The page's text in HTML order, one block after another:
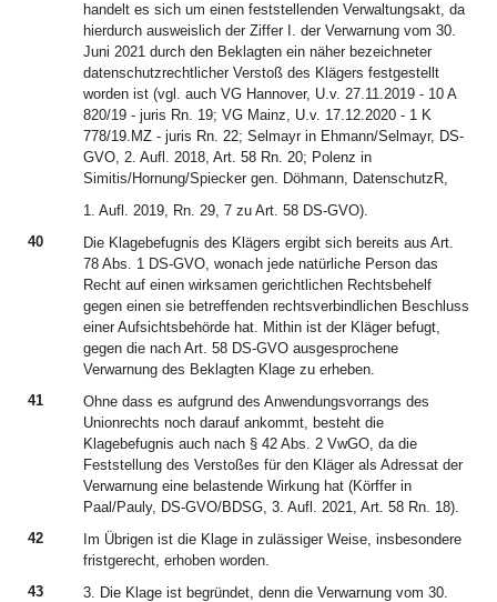
handelt es sich um einen feststellenden Verwaltungsakt, da
hierdurch ausweislich der Ziffer I. der Verwarnung vom 30.
Juni 2021 durch den Beklagten ein näher bezeichneter
datenschutzrechtlicher Verstoß des Klägers festgestellt
worden ist (vgl. auch VG Hannover, U.v. 27.11.2019 - 10 A
820/19 - juris Rn. 19; VG Mainz, U.v. 17.12.2020 - 1 K
778/19.MZ - juris Rn. 22; Selmayr in Ehmann/Selmayr, DS-
GVO, 2. Aufl. 2018, Art. 58 Rn. 20; Polenz in
Simitis/Hornung/Spiecker gen. Döhmann, DatenschutzR,
1. Aufl. 2019, Rn. 29, 7 zu Art. 58 DS-GVO).
40
Die Klagebefugnis des Klägers ergibt sich bereits aus Art.
78 Abs. 1 DS-GVO, wonach jede natürliche Person das
Recht auf einen wirksamen gerichtlichen Rechtsbehelf
gegen einen sie betreffenden rechtsverbindlichen Beschluss
einer Aufsichtsbehörde hat. Mithin ist der Kläger befugt,
gegen die nach Art. 58 DS-GVO ausgesprochene
Verwarnung des Beklagten Klage zu erheben.
41
Ohne dass es aufgrund des Anwendungsvorrangs des
Unionrechts noch darauf ankommt, besteht die
Klagebefugnis auch nach § 42 Abs. 2 VwGO, da die
Feststellung des Verstoßes für den Kläger als Adressat der
Verwarnung eine belastende Wirkung hat (Körffer in
Paal/Pauly, DS-GVO/BDSG, 3. Aufl. 2021, Art. 58 Rn. 18).
42
Im Übrigen ist die Klage in zulässiger Weise, insbesondere
fristgerecht, erhoben worden.
43
3. Die Klage ist begründet, denn die Verwarnung vom 30.